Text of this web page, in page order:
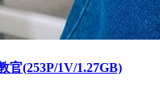
官(253P/1V/1.27GB)